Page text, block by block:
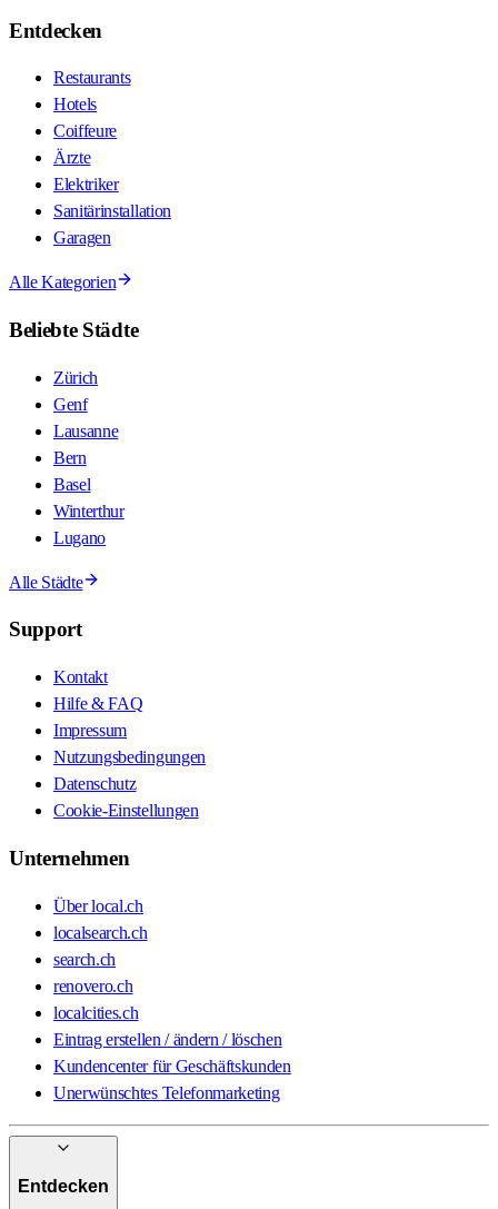
Entdecken
Restaurants
Hotels
Coiffeure
Ärzte
Elektriker
Sanitärinstallation
Garagen
Alle Kategorien
Beliebte Städte
Zürich
Genf
Lausanne
Bern
Basel
Winterthur
Lugano
Alle Städte
Support
Kontakt
Hilfe & FAQ
Impressum
Nutzungsbedingungen
Datenschutz
Cookie-Einstellungen
Unternehmen
Über local.ch
localsearch.ch
search.ch
renovero.ch
localcities.ch
Eintrag erstellen / ändern / löschen
Kundencenter für Geschäftskunden
Unerwünschtes Telefonmarketing
Entdecken